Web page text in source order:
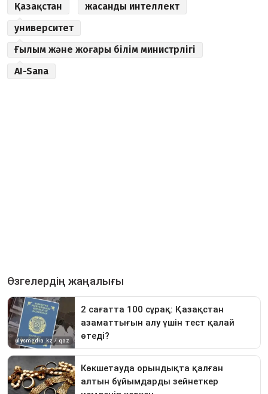
Қазақстан
жасанды интеллект
университет
Ғылым және жоғары білім министрлігі
AI-Sana